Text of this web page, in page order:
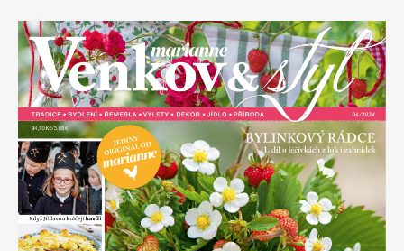
Marianne
Apetit
Elle Decoration
Marianne Bydlení
Knihy Merch